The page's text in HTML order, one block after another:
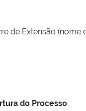
de Extensão
do Processo